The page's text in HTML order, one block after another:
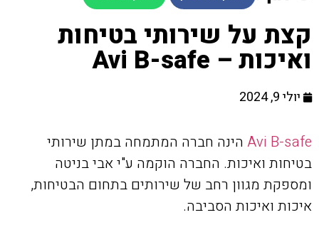
קצת על שירותי בטיחות
ואיכות – Avi B-safe
יולי 9, 2024
Avi B-safe הינה חברה המתמחה במתן שירותי
בטיחות ואיכות. החברה הוקמה ע"י אבי בניטה
ומספקת מגוון רחב של שירותים בתחום הבטיחות,
איכות ואיכות הסביבה.